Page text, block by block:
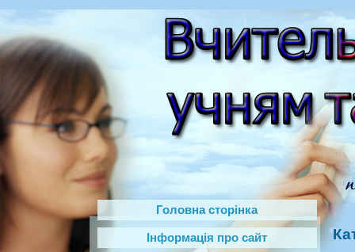
Головна сторінка
Інформація про сайт